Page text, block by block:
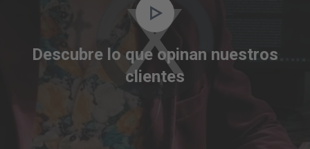
Descubre lo que opinan nuestros
clientes
Video
Player
is
loading.